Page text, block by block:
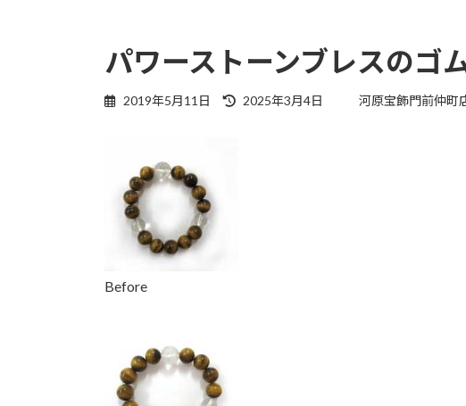
パワーストーンブレスのゴ
2019年5月11日
最
2025年3月4日 河原宝飾門前仲町
Before